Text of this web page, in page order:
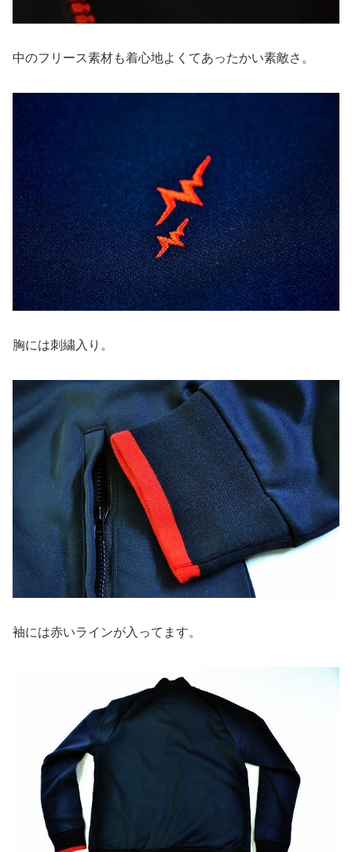
中のフリース素材も着心地よくてあったかい素敵さ。
胸には刺繍入り。
袖には赤いラインが入ってます。